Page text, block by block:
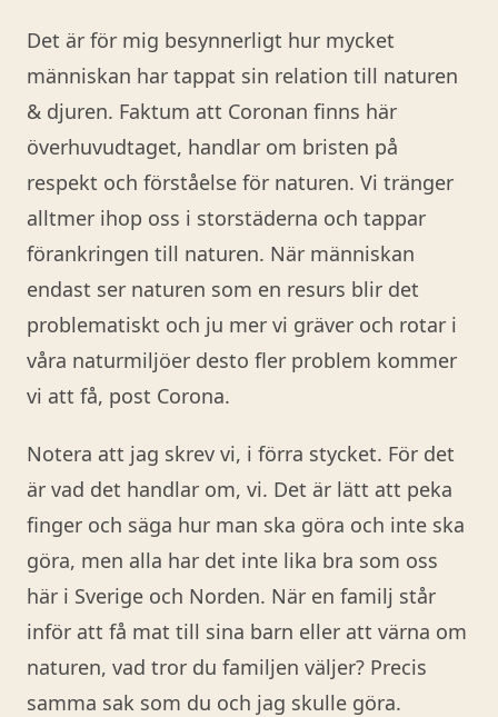
Det är för mig besynnerligt hur mycket
människan har tappat sin relation till naturen
& djuren. Faktum att Coronan finns här
överhuvudtaget, handlar om bristen på
respekt och förståelse för naturen. Vi tränger
alltmer ihop oss i storstäderna och tappar
förankringen till naturen. När människan
endast ser naturen som en resurs blir det
problematiskt och ju mer vi gräver och rotar i
våra naturmiljöer desto fler problem kommer
vi att få, post Corona.
Notera att jag skrev vi, i förra stycket. För det
är vad det handlar om, vi. Det är lätt att peka
finger och säga hur man ska göra och inte ska
göra, men alla har det inte lika bra som oss
här i Sverige och Norden. När en familj står
inför att få mat till sina barn eller att värna om
naturen, vad tror du familjen väljer? Precis
samma sak som du och jag skulle göra.